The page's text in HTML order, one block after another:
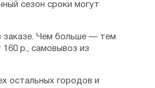
сезон сроки могут
заказе. Чем больше — тем
р., самовывоз из
остальных городов и